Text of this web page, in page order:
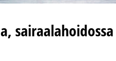
sairaalahoidossa